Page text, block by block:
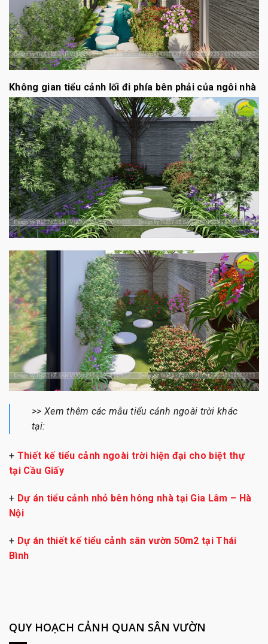
Không gian tiểu cảnh lối đi phía bên phải của ngôi nhà
>> Xem thêm các mẫu tiểu cảnh ngoài trời khác
tại:
+ Thiết kế tiểu cảnh ngoài trời hiện đại cho biệt thự
tại Cầu Giấy
+ Dự án tiểu cảnh nhỏ bên hông nhà tại Gia Lâm – Hà
Nội
+ Dự án thiết kế tiểu cảnh sân vườn 50m2 tại Thái
Bình
QUY HOẠCH CẢNH QUAN SÂN VƯỜN